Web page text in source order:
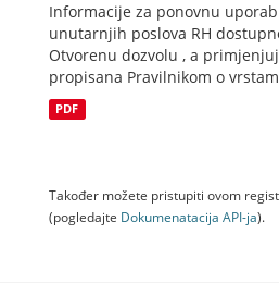
Informacije za ponovnu
unutarnjih poslova RH
Otvorenu dozvolu , a
propisana Pravilnikom o
PDF
Također možete pristupiti ovom
(pogledajte Dokumenаtаcijа API-jа).